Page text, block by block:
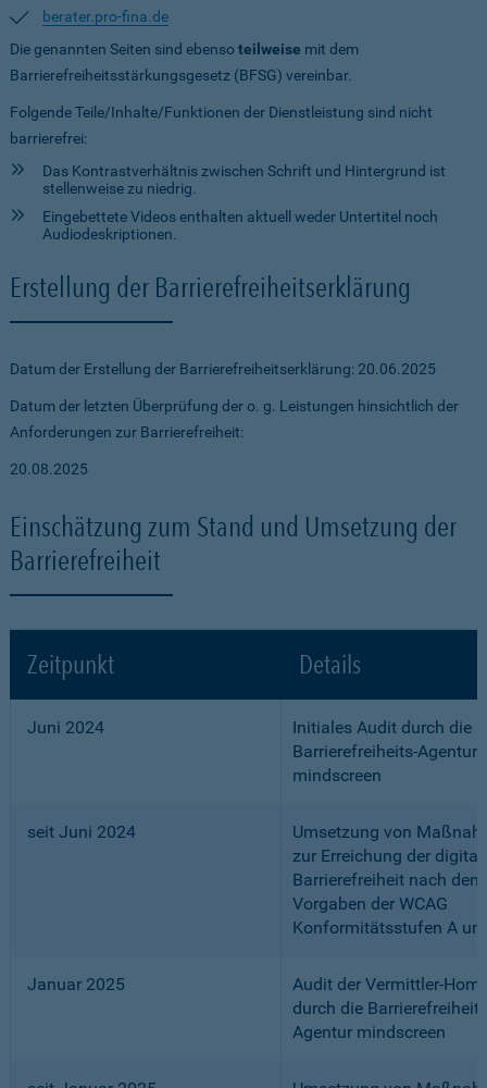
berater.pro-fina.de
Die genannten Seiten sind ebensoteilweise mit dem
Barrierefreiheitsstärkungsgesetz (BFSG) vereinbar.
Folgende Teile/Inhalte/Funktionen der Dienstleistung sind nicht
barrierefrei:
Das Kontrastverhältnis zwischen Schrift und Hintergrund ist
stellenweise zu niedrig.
Eingebettete Videos enthalten aktuell weder Untertitel noch
Audiodeskriptionen.
Erstellung der Barrierefreiheitserklärung
Datum der Erstellung der Barrierefreiheitserklärung: 20.06.2025
Datum der letzten Überprüfung der o. g. Leistungen hinsichtlich der
Anforderungen zur Barrierefreiheit:
20.08.2025
Einschätzung zum Stand und Umsetzung der
Barrierefreiheit
Zeitpunkt Details
Juni 2024
Initiales Audit durch die
Barrierefreiheits-Agentur
mindscreen
seit Juni 2024
Umsetzung von
zur Erreichung der
Barrierefreiheit nach den
Vorgaben der WCAG
Konformitätsstufen A
Januar 2025
Audit der Vermittler-
durch die
Agentur mindscreen